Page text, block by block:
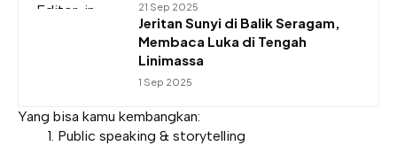
21 Sep 2025
Jeritan Sunyi di Balik Seragam,
Membaca Luka di Tengah
Linimassa
1 Sep 2025
Yang bisa kamu kembangkan:
Public speaking & storytelling